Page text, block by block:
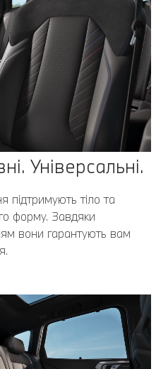
Універсальні.
підтримують тіло та
форму. Завдяки
вони гарантують вам